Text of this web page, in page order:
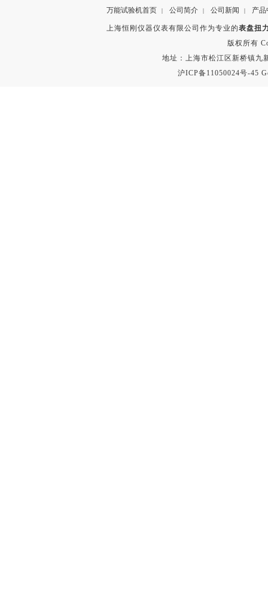
万能试验机首页 | 公司简介 | 公司新闻 | 产品
上海恒刚仪器仪表有限公司作为专业的表盘扭
版权所有
地址：上海市松江区新桥镇九
沪ICP备11050024号-45